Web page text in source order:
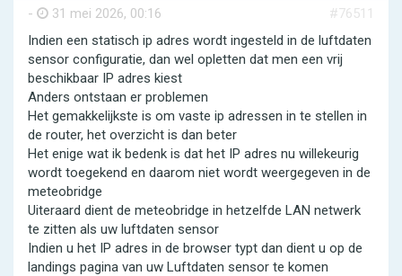
- 31 mei 2026, 00:16
#76511
Indien een statisch ip adres wordt ingesteld in de luftdaten
sensor configuratie, dan wel opletten dat men een vrij
beschikbaar IP adres kiest
Anders ontstaan er problemen
Het gemakkelijkste is om vaste ip adressen in te stellen in
de router, het overzicht is dan beter
Het enige wat ik bedenk is dat het IP adres nu willekeurig
wordt toegekend en daarom niet wordt weergegeven in de
meteobridge
Uiteraard dient de meteobridge in hetzelfde LAN netwerk
te zitten als uw luftdaten sensor
Indien u het IP adres in de browser typt dan dient u op de
landings pagina van uw Luftdaten sensor te komen